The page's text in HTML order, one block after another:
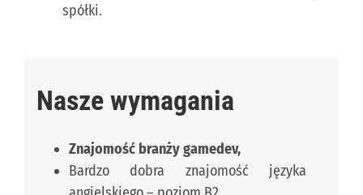
spółki.
Nasze wymagania
Znajomość branży gamedev,
Bardzo dobra znajomość języka